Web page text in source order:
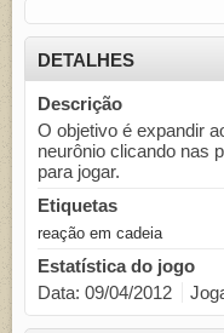
DETALHES
Descrição
O objetivo é expandir
neurônio clicando nas
para jogar.
Etiquetas
reação em cadeia
Estatística do jogo
Data: 09/04/2012